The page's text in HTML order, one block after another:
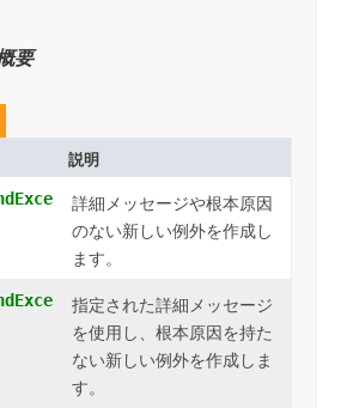
要
説明
詳細メッセージや根本原因
のない新しい例外を作成し
ます。
指定された詳細メッセージ
を使用し、根本原因を持た
ない新しい例外を作成しま
す。